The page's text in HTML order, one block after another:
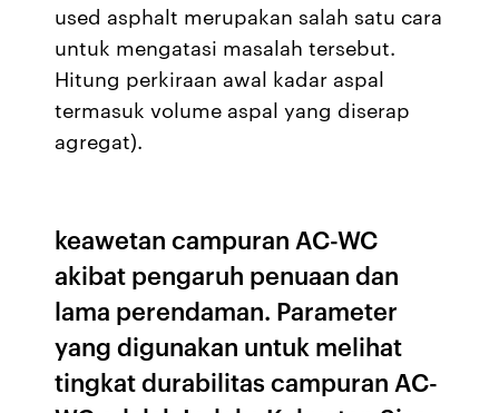
used asphalt merupakan salah satu cara
untuk mengatasi masalah tersebut.
Hitung perkiraan awal kadar aspal
termasuk volume aspal yang diserap
agregat).
keawetan campuran AC-WC
akibat pengaruh penuaan dan
lama perendaman. Parameter
yang digunakan untuk melihat
tingkat durabilitas campuran AC-